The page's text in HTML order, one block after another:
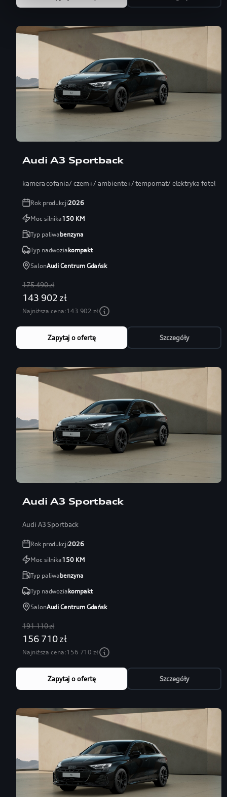
Audi A3 Sportback
kamera cofania/ czern+/ ambiente+/ tempomat/ elektryka fotel
Rok produkcji2026
Moc silnika150KM
Typ paliwabenzyna
Typ nadwoziakompakt
SalonAudi Centrum Gdańsk
175 490 zł
143 902 zł
Najniższa cena:143 902 zł
Zapytaj o ofertę Szczegóły
Audi A3 Sportback
Audi A3 Sportback
Rok produkcji2026
Moc silnika150KM
Typ paliwabenzyna
Typ nadwoziakompakt
SalonAudi Centrum Gdańsk
191 110 zł
156 710 zł
Najniższa cena:156 710 zł
Zapytaj o ofertę Szczegóły